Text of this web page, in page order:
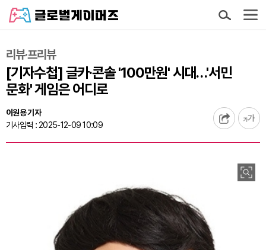
리뷰·프리뷰
[기자수첩] 글카·콘솔 '100만원' 시대…'서민
문화' 게임은 어디로
이원용 기자
기사입력 : 2025-12-09 10:09